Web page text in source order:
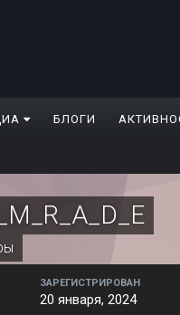
БЛОГИ
ЗАРЕГИСТРИРОВАН
20 января, 2024